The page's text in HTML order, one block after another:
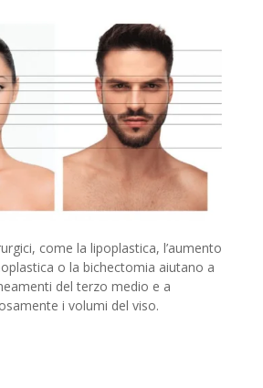
come la lipoplastica, l’aumento
o la bichectomia aiutano a
del terzo medio e a
i volumi del viso.